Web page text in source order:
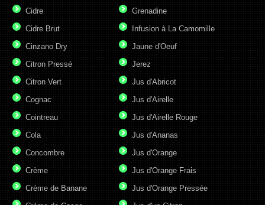
Cidre
Cidre Brut
Cinzano Dry
Citron Pressé
Citron Vert
Cognac
Cointreau
Cola
Concombre
Crème
Crème de Banane
Grenadine
Infusion à La Camomille
Jaune d'Oeuf
Jerez
Jus d'Abricot
Jus d'Airelle
Jus d'Airelle Rouge
Jus d'Ananas
Jus d'Orange
Jus d'Orange Frais
Jus d'Orange Pressée